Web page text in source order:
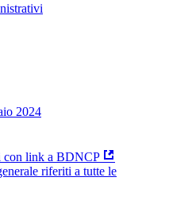
2024
con link a BDNCP
riferiti a tutte le